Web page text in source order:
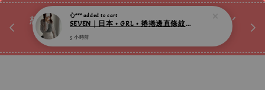
想訂製屬於自己的『水晶手鍊』嗎ꕀ♡ 私訊我們.ᐟ.ᐟ
📣Instagram 這邊按下去
心***added to cart
SEVEN｜日本 • GRL • 捲捲邊直條紋透膚上衣 ღ
5 小時前